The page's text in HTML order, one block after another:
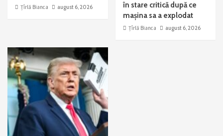
Țîrlă Bianca august 6, 2026
în stare critică după ce
mașina sa a explodat
Țîrlă Bianca august 6, 2026